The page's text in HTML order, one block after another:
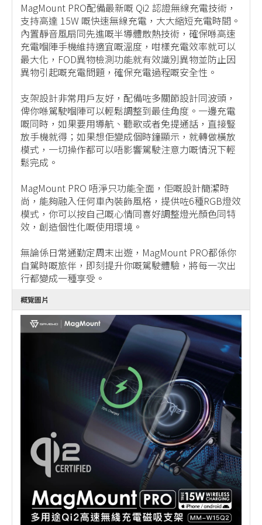
MagMount PRO配備最新嘅 Qi2 認證無線充電技術，
支持高達 15W 嘅快速無線充電，大大縮短充電時間。
內置靜音風扇同先進嘅半導體散熱技術，確保喺高速
充電嗰陣手機維持適宜嘅溫度，咁樣充電效率就可以
最大化，FOD異物檢測功能就有效識別異物並防止因
異物引起嘅充電問題，確保充電過程嘅安全性。
支架設計非常用戶友好，配備咗多關節設計同波頭，
俾你喺駕駛嗰陣可以輕鬆調整到最佳角度。一邊充電
嘅同時，如果要用導航、聽歌或者免提通話，直接豎
放手機就得；如果想佢變成個時鐘顯示，就轉做橫放
模式，一切操作都可以唔影響駕駛注意力嘅情況下輕
鬆完成。
MagMount PRO 唔淨只功能全面，佢嘅設計簡潔時
尚，能夠融入任何車內裝飾風格，提供咗6種RGB燈效
模式，你可以按自己嘅心情同喜好調整燈光顏色同特
效，創造個性化嘅使用環境。
無論係日常通勤定周末出遊，MagMount PRO都係你
自駕時嘅旅伴，即刻提升你嘅駕駛體驗，將每一次出
行都變成一種享受。
概覽圖片